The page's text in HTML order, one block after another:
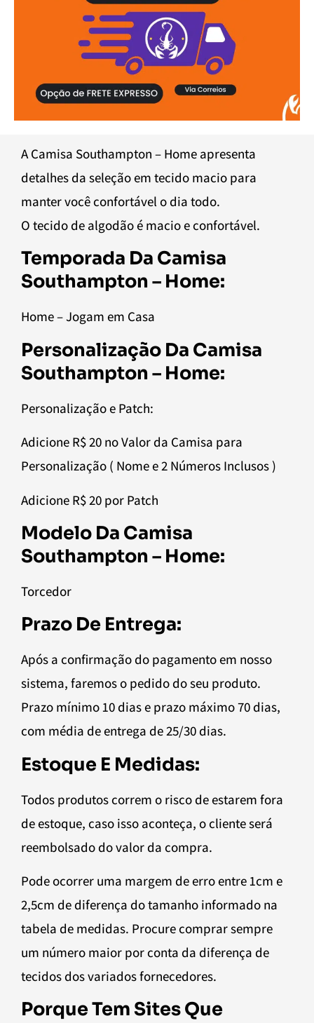
A Camisa Southampton – Home apresenta
detalhes da seleção em tecido macio para
manter você confortável o dia todo.
O tecido de algodão é macio e confortável.
Temporada Da Camisa
Southampton – Home:
Home – Jogam em Casa
Personalização Da Camisa
Southampton – Home:
Personalização e Patch:
Adicione R$ 20 no Valor da Camisa para
Personalização ( Nome e 2 Números Inclusos )
Adicione R$ 20 por Patch
Modelo Da Camisa
Southampton – Home:
Torcedor
Prazo De Entrega:
Após a confirmação do pagamento em nosso
sistema, faremos o pedido do seu produto.
Prazo mínimo 10 dias e prazo máximo 70 dias,
com média de entrega de 25/30 dias.
Estoque E Medidas:
Todos produtos correm o risco de estarem fora
de estoque, caso isso aconteça, o cliente será
reembolsado do valor da compra.
Pode ocorrer uma margem de erro entre 1cm e
2,5cm de diferença do tamanho informado na
tabela de medidas. Procure comprar sempre
um número maior por conta da diferença de
tecidos dos variados fornecedores.
Porque Tem Sites Que